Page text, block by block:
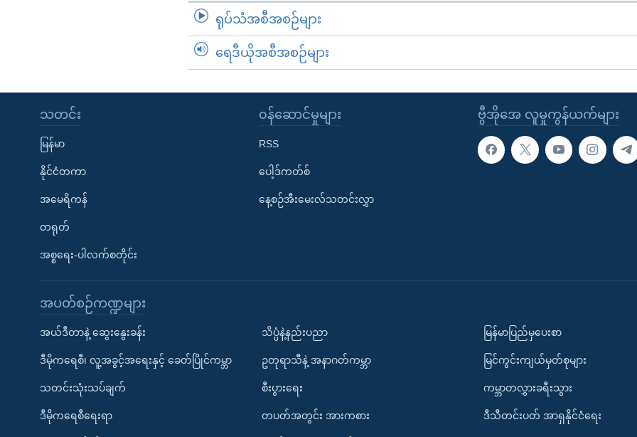
ရုပ်သံအစီအစဉ်များ
ရေဒီယိုအစီအစဉ်များ
ဗွီအိုအေ လူမှုကွန်ယက်များ
သတင်း
မြန်မာ
နိုင်ငံတကာ
အမေရိကန်
တရုတ်
အစ္စရေး-ပါလက်စတိုင်း
၀န်ဆောင်မှုများ
RSS
ပေါ့ဒ်ကတ်စ်
နေ့စဉ်အီးမေးလ်သတင်းလွှာ
အပတ်စဉ်ကဏ္ဍများ
အယ်ဒီတာနဲ့ ဆွေးနွေးခန်း
ဒီမိုကရေစီ၊ လူ့အခွင့်အရေးနှင့် ခေတ်ပြိုင်ကမ္ဘာ
သတင်းသုံးသပ်ချက်
ဒီမိုကရေစီရေးရာ
သိပ္ပံနဲ့နည်းပညာ
ဥတုရာသီနဲ့ အနာဂတ်ကမ္ဘာ
စီးပွားရေး
တပတ်အတွင်း အားကစား
မြန်မာပြည်မှပေးစာ
မြင်ကွင်းကျယ်မှတ်စုများ
ကမ္ဘာတလွှားခရီးသွား
ဒီသီတင်းပတ် အာရှနိုင်ငံရေး